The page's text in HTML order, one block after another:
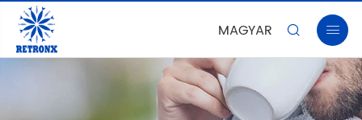
MAGYAR  